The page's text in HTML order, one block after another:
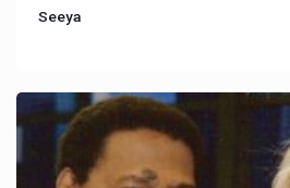
Seeya